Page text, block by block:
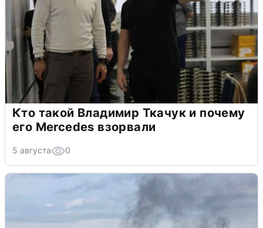
Кто такой Владимир Ткачук и почему
его Mercedes взорвали
5 августа 0